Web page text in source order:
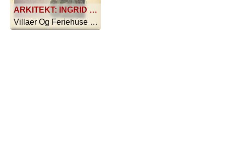
ARKITEKT: INGRID MØLLER FØRSTE PRÆMIE: SOMMERHUS PAA AMAGER SE DESUDEN PLANERNE SIDE 43
Villaer Og Feriehuse - 1916